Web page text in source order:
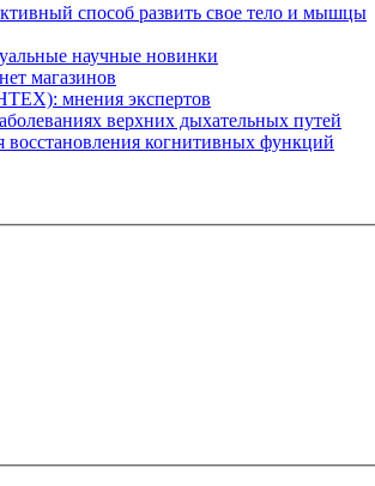
способ развить свое тело и мышцы
научные новинки
магазинов
мнения экспертов
верхних дыхательных путей
когнитивных функций